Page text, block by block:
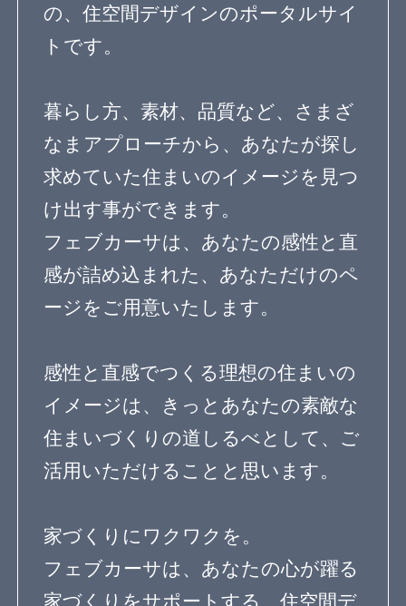
専門家に質問する
知識を得る
専門家Q&A みんなの
まめ知識
フェブカーサについて
feve casaとは？ 専門家の方へ
よくある質問 専門家ログイン
運営会社
OurVision 運営会社
お問い合わせ サイトマップ
利用規約 個人情報保護方針
Copyright© feve casa All rights reserved.